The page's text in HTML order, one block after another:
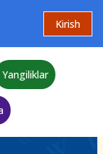
Kirish
Yangiliklar